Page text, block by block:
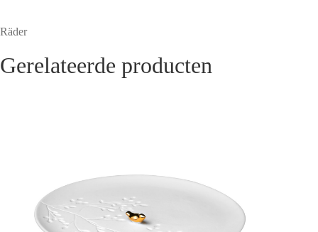
Räder
Gerelateerde producten